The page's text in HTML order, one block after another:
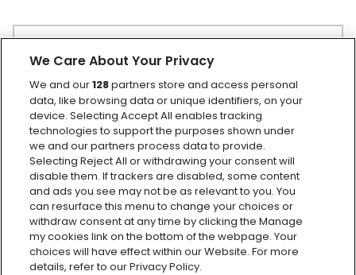
Buscar:
We Care About Your Privacy
We and our128partners store and access personal
data, like browsing data or unique identifiers, on your
device. Selecting Accept All enables tracking
technologies to support the purposes shown under
we and our partners process data to provide.
Selecting Reject All or withdrawing your consent will
disable them. If trackers are disabled, some content
and ads you see may not be as relevant to you. You
can resurface this menu to change your choices or
withdraw consent at any time by clicking the Manage
my cookies link on the bottom of the webpage. Your
choices will have effect within our Website. For more
details, refer to our Privacy Policy.